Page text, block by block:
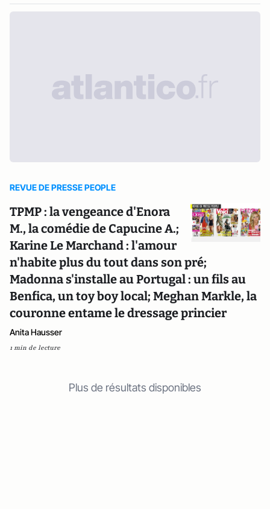
REVUE DE PRESSE PEOPLE
TPMP : la vengeance d'Enora
M., la comédie de Capucine A.;
Karine Le Marchand : l'amour
n'habite plus du tout dans son pré;
Madonna s'installe au Portugal : un fils au
Benfica, un toy boy local; Meghan Markle, la
couronne entame le dressage princier
Anita Hausser
1 min de lecture
Plus de résultats disponibles